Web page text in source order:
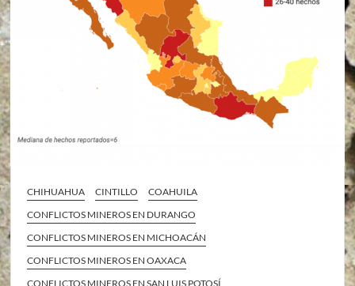
CHIHUAHUA CINTILLO
COAHUILA
CONFLICTOS MINEROS EN DURANGO
CONFLICTOS MINEROS EN MICHOACÁN
CONFLICTOS MINEROS EN OAXACA
CONFLICTOS MINEROS EN SAN LUIS POTOSÍ